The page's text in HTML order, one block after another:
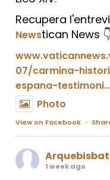
Recupera
Newstican News 👇
07/carmina-
espana-
Photo
View on Facebook ·
1 week ago